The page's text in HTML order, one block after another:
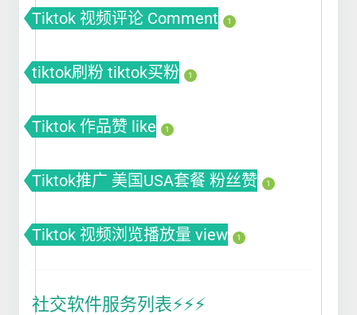
Tiktok 视频评论 Comment 1
tiktok刷粉 tiktok买粉 1
Tiktok 作品赞 like 1
Tiktok推广 美国USA套餐 粉丝赞 1
Tiktok 视频浏览播放量 view 1
社交软件服务列表⚡️⚡️⚡️